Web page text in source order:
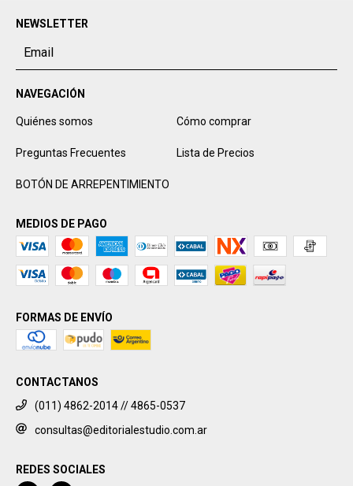
NEWSLETTER
NAVEGACIÓN
Quiénes somos Cómo comprar
Preguntas Frecuentes Lista de Precios
BOTÓN DE ARREPENTIMIENTO
MEDIOS DE PAGO
FORMAS DE ENVÍO
CONTACTANOS
(011) 4862-2014 // 4865-0537
consultas@editorialestudio.com.ar
REDES SOCIALES